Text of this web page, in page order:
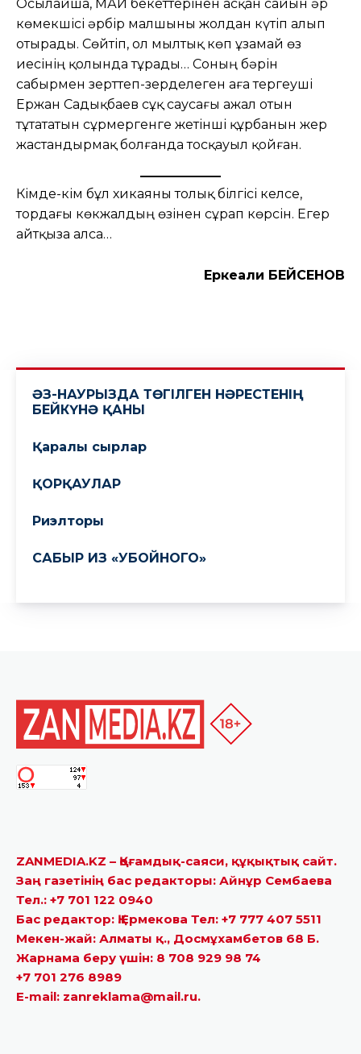
ZANMEDIA.KZ – Қоғамдық-саяси, құқықтық сайт.
Заң газетінің бас редакторы: Айнұр Сембаева
Тел.: +7 701 122 0940
Бас редактор: Қ.Ермекова Тел: +7 777 407 5511
Мекен-жай: Алматы қ., Досмұхамбетов 68 Б.
Жарнама беру үшін: 8 708 929 98 74
+7 701 276 8989
E-mail: zanreklama@mail.ru.